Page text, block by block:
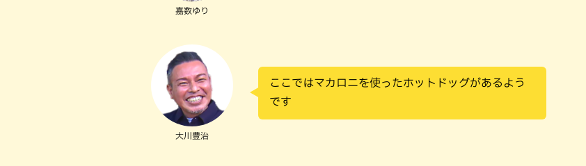
嘉数ゆり
大川豊治
ここではマカロニを使ったホットドッグがあるよう
です